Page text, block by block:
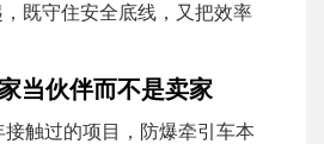
既守住安全底线，又把效率
当伙伴而不是卖家
接触过的项目，防爆牵引车本